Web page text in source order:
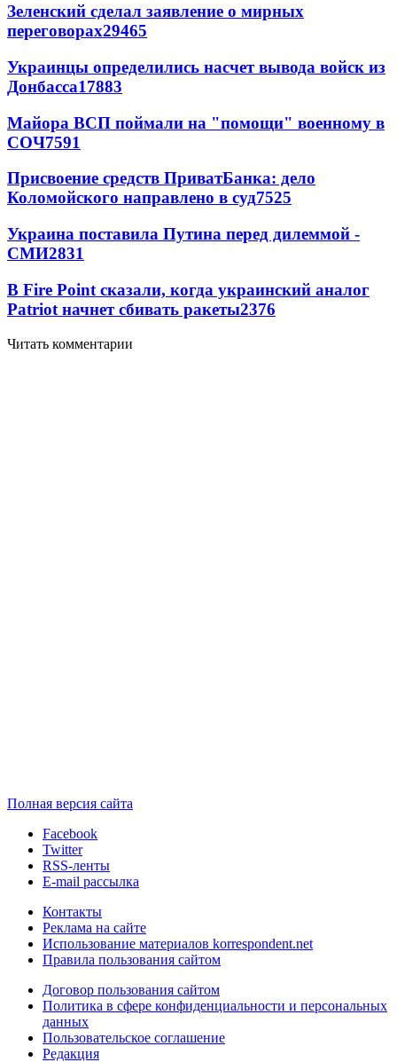
Зеленский сделал заявление о мирных
переговорах29465
Украинцы определились насчет вывода войск из
Донбасса17883
Майора ВСП поймали на "помощи" военному в
СОЧ7591
Присвоение средств ПриватБанка: дело
Коломойского направлено в суд7525
Украина поставила Путина перед дилеммой -
СМИ2831
В Fire Point сказали, когда украинский аналог
Patriot начнет сбивать ракеты2376
Читать комментарии
Полная версия сайта
Facebook
Twitter
RSS-ленты
E-mail рассылка
Контакты
Реклама на сайте
Использование материалов korrespondent.net
Правила пользования сайтом
Договор пользования сайтом
Политика в сфере конфиденциальности и персональных
данных
Пользовательское соглашение
Редакция